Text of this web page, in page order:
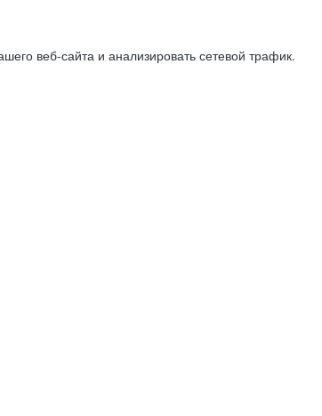
веб-сайта и анализировать сетевой трафик.